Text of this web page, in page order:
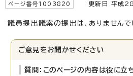
ページ番号1003820 更新日 平成
議員提出議案の提出は、ありませんで
ご意見をお聞かせください
質問：このページの内容は役に立